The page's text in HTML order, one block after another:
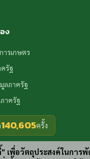
ง
ารเกษตร
รัฐ
ลภาครัฐ
าครัฐ
140,605ครั้ง
เพื่อวัตถุประสงค์ในการ